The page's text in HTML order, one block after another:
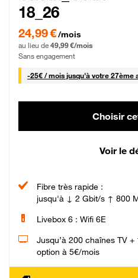
18_26
24,99 € par mois pendant 0 mois
24,99 €/mois
au lieu de 49,99 €/mois
Sans engagement
-25€ / mois25 € par mois
jusqu'à votre 27ème
Choisir
Voir le
Fibre très rapide :
jusqu'à ↓ 2 Gbit/s ↑ 800
Livebox 6 : Wifi 6E
Jusqu’à 200 chaînes TV
option à 5€/mois